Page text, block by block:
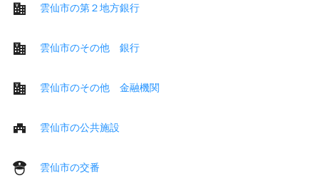
雲仙市の第２地方銀行
雲仙市のその他 銀行
雲仙市のその他 金融機関
雲仙市の公共施設
雲仙市の交番